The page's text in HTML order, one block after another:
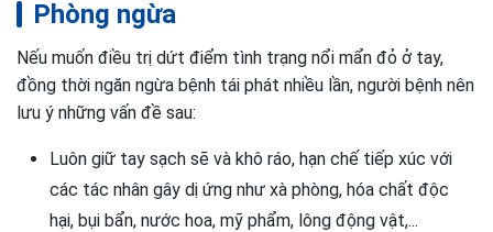
Phòng ngừa
Nếu muốn điều trị dứt điểm tình trạng nổi mẩn đỏ ở tay,
đồng thời ngăn ngừa bệnh tái phát nhiều lần, người bệnh nên
lưu ý những vấn đề sau:
Luôn giữ tay sạch sẽ và khô ráo, hạn chế tiếp xúc với
các tác nhân gây dị ứng như xà phòng, hóa chất độc
hại, bụi bẩn, nước hoa, mỹ phẩm, lông động vật,...